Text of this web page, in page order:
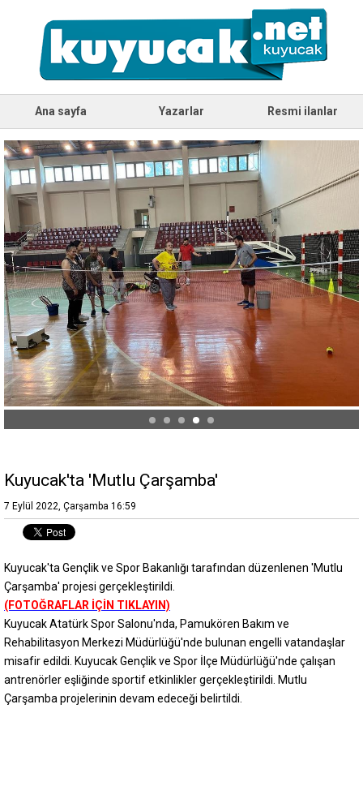
Ana sayfa Yazarlar Resmi ilanlar
Kuyucak'ta 'Mutlu Çarşamba'
7 Eylül 2022, Çarşamba 16:59
Kuyucak'ta Gençlik ve Spor Bakanlığı tarafından düzenlenen 'Mutlu
Çarşamba' projesi gerçekleştirildi.
(FOTOĞRAFLAR İÇİN TIKLAYIN)
Kuyucak Atatürk Spor Salonu'nda, Pamukören Bakım ve
Rehabilitasyon Merkezi Müdürlüğü'nde bulunan engelli vatandaşlar
misafir edildi. Kuyucak Gençlik ve Spor İlçe Müdürlüğü'nde çalışan
antrenörler eşliğinde sportif etkinlikler gerçekleştirildi. Mutlu
Çarşamba projelerinin devam edeceği belirtildi.